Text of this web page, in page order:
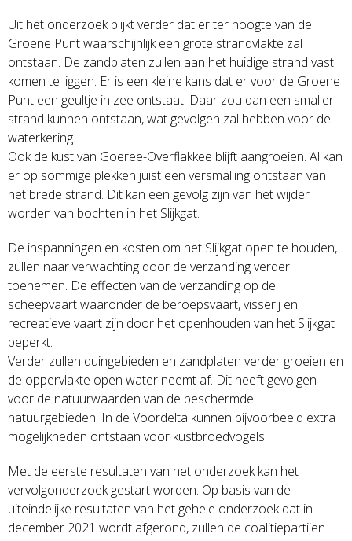
Uit het onderzoek blijkt verder dat er ter hoogte van de
Groene Punt waarschijnlijk een grote strandvlakte zal
ontstaan. De zandplaten zullen aan het huidige strand vast
komen te liggen. Er is een kleine kans dat er voor de Groene
Punt een geultje in zee ontstaat. Daar zou dan een smaller
strand kunnen ontstaan, wat gevolgen zal hebben voor de
waterkering.
Ook de kust van Goeree-Overflakkee blijft aangroeien. Al kan
er op sommige plekken juist een versmalling ontstaan van
het brede strand. Dit kan een gevolg zijn van het wijder
worden van bochten in het Slijkgat.
De inspanningen en kosten om het Slijkgat open te houden,
zullen naar verwachting door de verzanding verder
toenemen. De effecten van de verzanding op de
scheepvaart waaronder de beroepsvaart, visserij en
recreatieve vaart zijn door het openhouden van het Slijkgat
beperkt.
Verder zullen duingebieden en zandplaten verder groeien en
de oppervlakte open water neemt af. Dit heeft gevolgen
voor de natuurwaarden van de beschermde
natuurgebieden. In de Voordelta kunnen bijvoorbeeld extra
mogelijkheden ontstaan voor kustbroedvogels.
Met de eerste resultaten van het onderzoek kan het
vervolgonderzoek gestart worden. Op basis van de
uiteindelijke resultaten van het gehele onderzoek dat in
december 2021 wordt afgerond, zullen de coalitiepartijen